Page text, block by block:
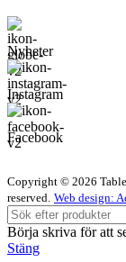
Nyheter
Instagram
Facebook
Copyright © 2026
reserved​​. Web design:
Börja skriva för att
Stäng